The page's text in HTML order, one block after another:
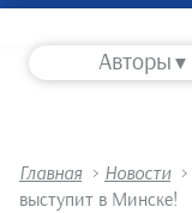
Авторы
Главная > Новости >
выступит в Минске!